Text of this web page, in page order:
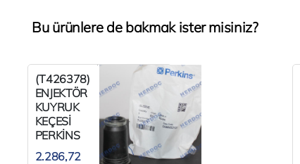
Bu ürünlere de bakmak ister misiniz?
(T426378)
ENJEKTÖR
KUYRUK
KEÇESİ
PERKİNS
1106SERİ
2.286,72